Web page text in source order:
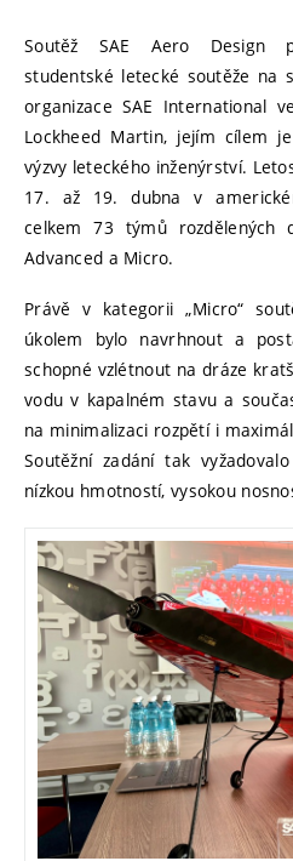
Soutěž SAE Aero Design
studentské letecké soutěže na
organizace SAE International
Lockheed Martin, jejím cílem
výzvy leteckého inženýrství.
17. až 19. dubna v
celkem 73 týmů rozdělených
Advanced a Micro.
Právě v kategorii „Micro“
úkolem bylo navrhnout a
schopné vzlétnout na dráze
vodu v kapalném stavu a
na minimalizaci rozpětí i
Soutěžní zadání tak
nízkou hmotností, vysokou